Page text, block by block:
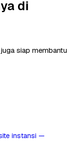
di
siap membantu
instansi —